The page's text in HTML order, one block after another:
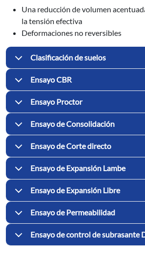
Una reducción de volumen
la tensión efectiva
Deformaciones no reversibles
Clasificación de suelos
Ensayo CBR
Ensayo Proctor
Ensayo de Consolidación
Ensayo de Corte directo
Ensayo de Expansión Lambe
Ensayo de Expansión Libre
Ensayo de Permeabilidad
Ensayo de control de subrasante